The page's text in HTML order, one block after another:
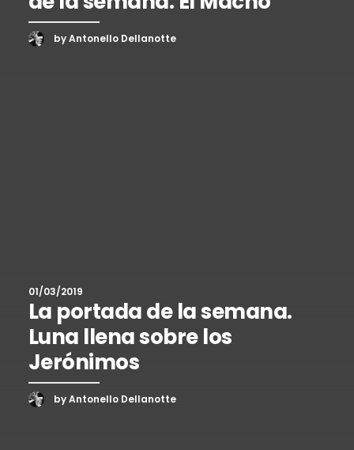
by Antonello Dellanotte
01/03/2019
La portada de la semana.
Luna llena sobre los
Jerónimos
by Antonello Dellanotte